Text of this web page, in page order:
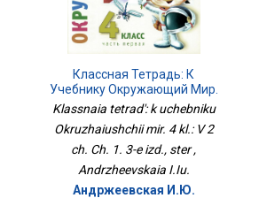
Классная Тетрадь: К
Учебнику Окружающий Мир.
4 Кл.: В 2 Ч. Ч. 1. 3-Е Изд., Стер
Klassnaia tetrad': k uchebniku
Okruzhaiushchii mir. 4 kl.: V 2
ch. Ch. 1. 3-e izd., ster ,
Andrzheevskaia I.Iu.
Андржеевская И.Ю.